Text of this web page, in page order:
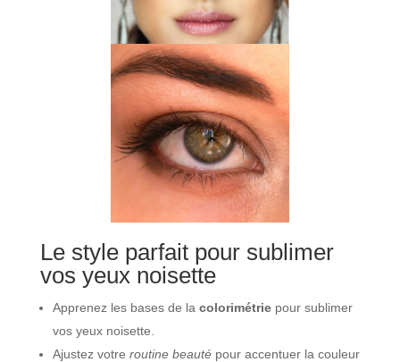
Le style parfait pour sublimer
vos yeux noisette
Apprenez les bases de la colorimétriepour sublimer
vos yeux noisette.
Ajustez votre routine beautépour accentuer la couleur